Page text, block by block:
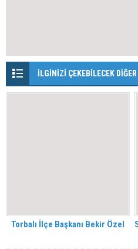
İLGİNİZİ ÇEKEBİLECEK
Torbalı İlçe Başkanı Bekir Özel